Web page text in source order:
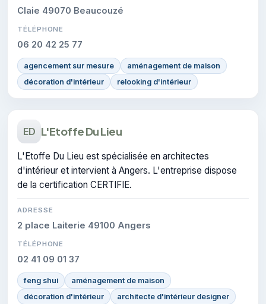
Claie 49070 Beaucouzé
TÉLÉPHONE
06 20 42 25 77
agencement sur mesure
aménagement de maison
décoration d'intérieur
relooking d'intérieur
ED L'Etoffe Du Lieu
L'Etoffe Du Lieu est spécialisée en architectes
d'intérieur et intervient à Angers. L'entreprise dispose
de la certification CERTIFIE.
ADRESSE
2 place Laiterie 49100 Angers
TÉLÉPHONE
02 41 09 01 37
feng shui
aménagement de maison
décoration d'intérieur
architecte d'intérieur designer